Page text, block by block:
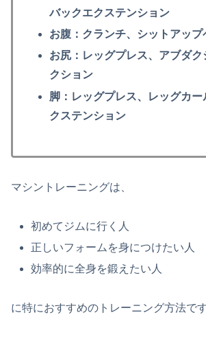
バックエクステンション
お腹：クランチ、シットアップ
お尻：レッグプレス、アブダ
クション
脚：レッグプレス、レッグカ
クステンション
マシントレーニングは、
初めてジムに行く人
正しいフォームを身につけたい人
効率的に全身を鍛えたい人
に特におすすめのトレーニング方法です